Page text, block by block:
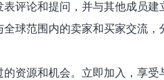
评论和提问，并与其他成员建
球范围内的卖家和买家交流，
资源和机会。立即加入，享受